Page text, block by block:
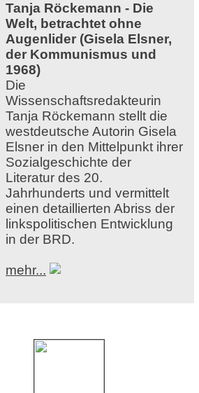
Tanja Röckemann - Die
Welt, betrachtet ohne
Augenlider (Gisela Elsner,
der Kommunismus und
1968)
Die
Wissenschaftsredakteurin
Tanja Röckemann stellt die
westdeutsche Autorin Gisela
Elsner in den Mittelpunkt ihrer
Sozialgeschichte der
Literatur des 20.
Jahrhunderts und vermittelt
einen detaillierten Abriss der
linkspolitischen Entwicklung
in der BRD.
mehr...